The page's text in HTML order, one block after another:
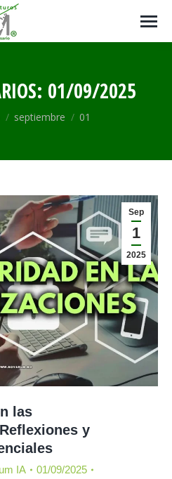
01/09/2025
septiembre 01
Sep
1
2025
las
y
IA
01/09/2025